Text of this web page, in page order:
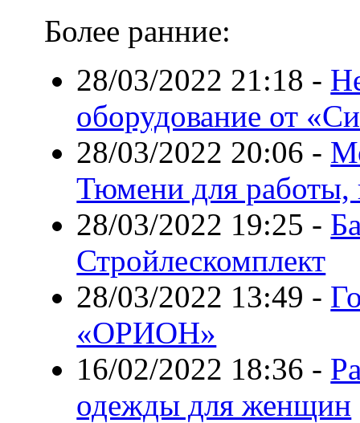
Более ранние:
28/03/2022 21:18 -
оборудование от
28/03/2022 20:06 -
Тюмени для
28/03/2022 19:25 -
Стройлескомплект
28/03/2022 13:49 -
«ОРИОН»
16/02/2022 18:36 -
одежды для женщин